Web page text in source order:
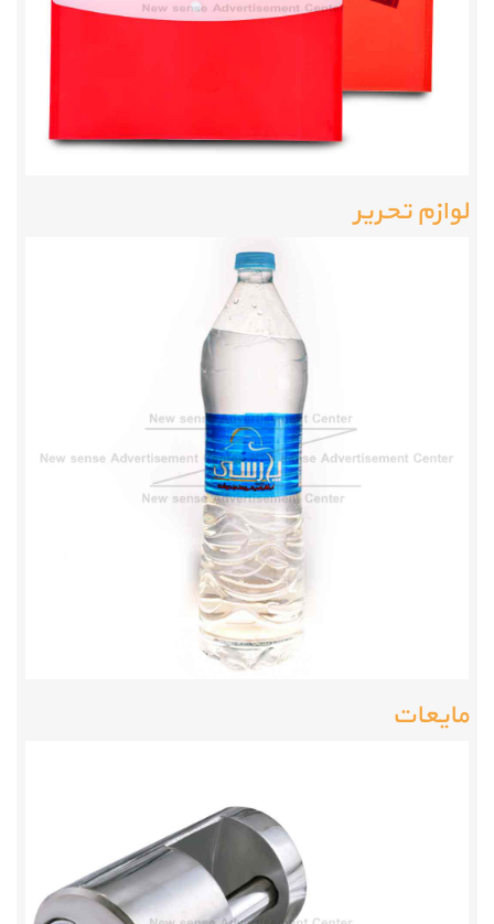
لوازم تحریر
مایعات